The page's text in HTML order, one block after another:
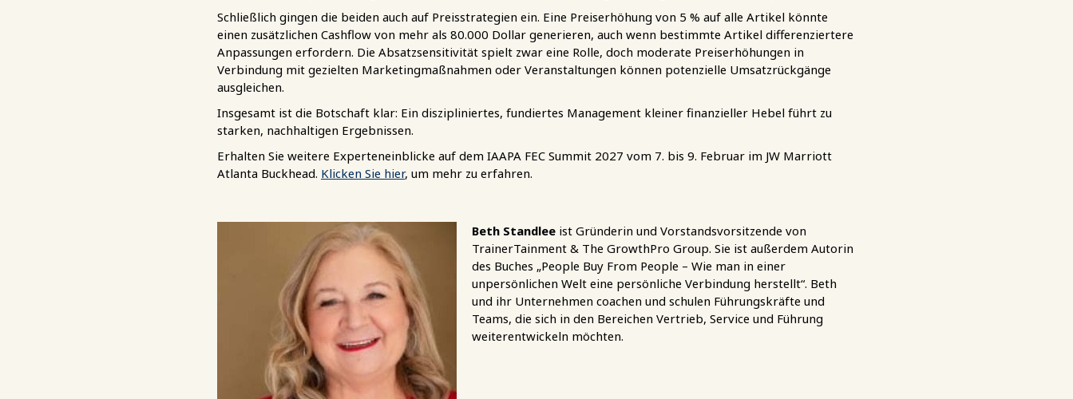
Schließlich gingen die beiden auch auf Preisstrategien ein. Eine Preiserhöhung von 5 % auf alle Artikel könnte
einen zusätzlichen Cashflow von mehr als 80.000 Dollar generieren, auch wenn bestimmte Artikel differenziertere
Anpassungen erfordern. Die Absatzsensitivität spielt zwar eine Rolle, doch moderate Preiserhöhungen in
Verbindung mit gezielten Marketingmaßnahmen oder Veranstaltungen können potenzielle Umsatzrückgänge
ausgleichen.
Insgesamt ist die Botschaft klar: Ein diszipliniertes, fundiertes Management kleiner finanzieller Hebel führt zu
starken, nachhaltigen Ergebnissen.
Erhalten Sie weitere Experteneinblicke auf dem IAAPA FEC Summit 2027 vom 7. bis 9. Februar im JW Marriott
Atlanta Buckhead. Klicken Sie hier, um mehr zu erfahren.
Beth Standleeist Gründerin und Vorstandsvorsitzende von
TrainerTainment & The GrowthPro Group. Sie ist außerdem Autorin
des Buches „People Buy From People – Wie man in einer
unpersönlichen Welt eine persönliche Verbindung herstellt“. Beth
und ihr Unternehmen coachen und schulen Führungskräfte und
Teams, die sich in den Bereichen Vertrieb, Service und Führung
weiterentwickeln möchten.